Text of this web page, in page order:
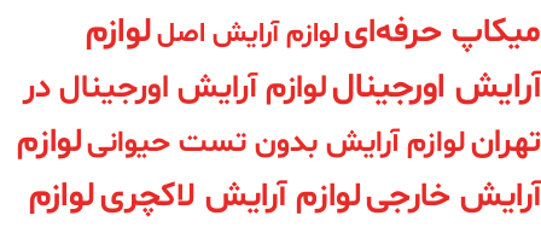
میکاپ حرفه‌ایلوازم آرایش اصللوازم
آرایش اورجیناللوازم آرایش اورجینال در
تهرانلوازم آرایش بدون تست حیوانیلوازم
آرایش خارجیلوازم آرایش لاکچریلوازم